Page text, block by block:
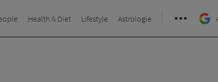
Health & Diet Lifestyle Astrologie